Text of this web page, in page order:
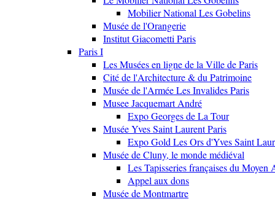
Mobilier National Les Gobelins
Musée de l'Orangerie
Institut Giacometti Paris
Paris I
Les Musées en ligne de la Ville de Paris
Cité de l'Architecture & du Patrimoine
Musée de l'Armée Les Invalides Paris
Musee Jacquemart André
Expo Georges de La Tour
Musée Yves Saint Laurent Paris
Expo Gold Les Ors d'Yves Saint
Musée de Cluny, le monde médiéval
Les Tapisseries françaises du Moyen
Appel aux dons
Musée de Montmartre